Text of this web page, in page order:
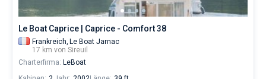
als
für
Segler,
sich
ihr
Le Boat Caprice | Caprice - Comfort 38
Frankreich, Le Boat Jarnac
17 km von Sireuil
Charterfirma: LeBoat